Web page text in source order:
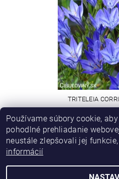
TRITELEIA
od
Používame súbory cookie,
pohodlné prehliadanie
neustále zlepšovali jej
informácií
Powered by